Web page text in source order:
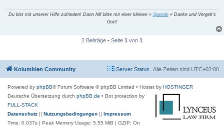
Du bist mit unserer Hilfe zufrieden! Dann hilf bitte mit einer kleinen » Spende« Danke und Vergelt's
Gott!
2 Beiträge • Seite 1 von 1
Kolumbien Community Alle Zeiten sind UTC+02:00
Server Status
Powered by phpBB® Forum Software © phpBB Limited • Hostet by HOSTINGER
Deutsche Übersetzung durch phpBB.de • Bot protection by
FULL-STACK
Datenschutz || Nutzungsbedingungen || Impressum
Time: 0.037s | Peak Memory Usage: 5.55 MiB | GZIP: On